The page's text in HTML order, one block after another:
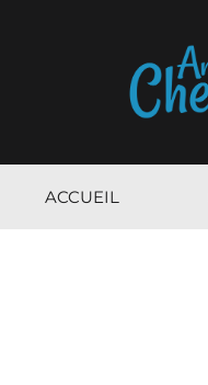
ACCUEIL